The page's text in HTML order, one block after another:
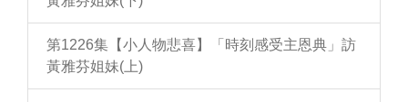
第1226集【小人物悲喜】「時刻感受主恩典」訪
黃雅芬姐妹(上)